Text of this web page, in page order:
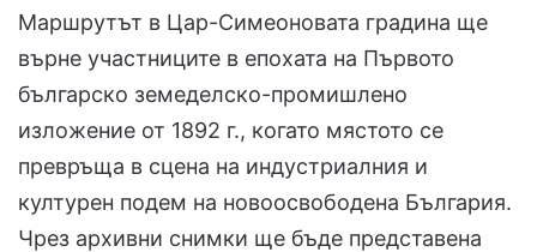
Маршрутът в Цар-Симеоновата градина ще
върне участниците в епохата на Първото
българско земеделско-промишлено
изложение от 1892 г., когато мястото се
превръща в сцена на индустриалния и
културен подем на новоосвободена България.
Чрез архивни снимки ще бъде представена